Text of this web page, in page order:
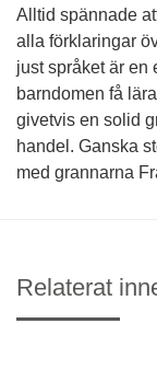
Alltid spännade
alla förklaringar
just språket är en
barndomen få
givetvis en solid
handel. Ganska
med grannarna
Relaterat